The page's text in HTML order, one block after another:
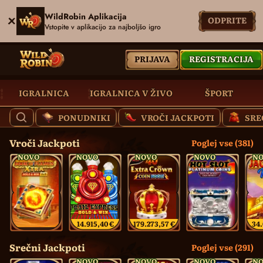
WildRobin Aplikacija
Vstopite v aplikacijo za najboljšo igro
ODPRITE
PRIJAVA REGISTRACIJA
IGRALNICA IGRALNICA V ŽIVO ŠPORT
PONUDNIKI VROČI JACKPOTI
Vroči Jackpoti Poglej vse (381)
NOVO
14.915,40 €
NOVO
179.273,57 €
NOVO NOVO
Srečni Jackpoti Poglej vse (291)